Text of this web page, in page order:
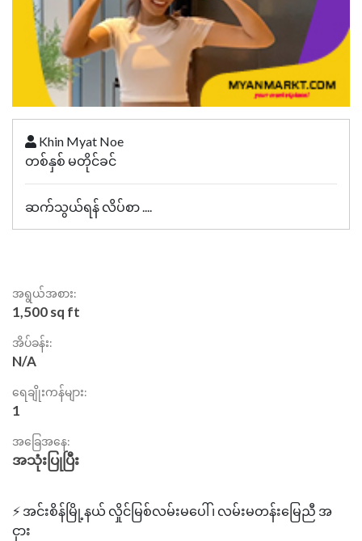
Khin Myat Noe
တစ်နှစ် မတိုင်ခင်
ဆက်သွယ်ရန် လိပ်စာ ....
အရွယ်အစား:
1,500 sq ft
အိပ်ခန်း:
N/A
ရေချိုးကန်များ:
1
အခြေအနေ:
အသုံးပြုပြီး
⚡ အင်းစိန်မြို့နယ် လှိုင်မြစ်လမ်းမပေါ် ၊ လမ်းမတန်း‌မြေညီ အ
ငှား